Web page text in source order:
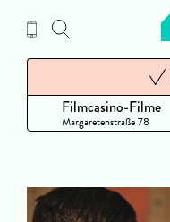
Inhalt
Filmcasino-Filme
Margaretenstraße 78